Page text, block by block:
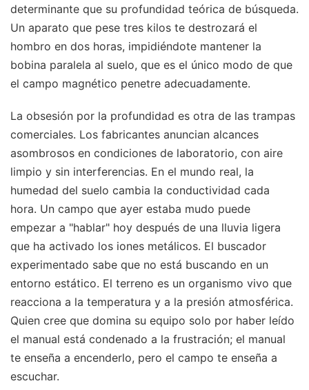
determinante que su profundidad teórica de búsqueda.
Un aparato que pese tres kilos te destrozará el
hombro en dos horas, impidiéndote mantener la
bobina paralela al suelo, que es el único modo de que
el campo magnético penetre adecuadamente.
La obsesión por la profundidad es otra de las trampas
comerciales. Los fabricantes anuncian alcances
asombrosos en condiciones de laboratorio, con aire
limpio y sin interferencias. En el mundo real, la
humedad del suelo cambia la conductividad cada
hora. Un campo que ayer estaba mudo puede
empezar a "hablar" hoy después de una lluvia ligera
que ha activado los iones metálicos. El buscador
experimentado sabe que no está buscando en un
entorno estático. El terreno es un organismo vivo que
reacciona a la temperatura y a la presión atmosférica.
Quien cree que domina su equipo solo por haber leído
el manual está condenado a la frustración; el manual
te enseña a encenderlo, pero el campo te enseña a
escuchar.